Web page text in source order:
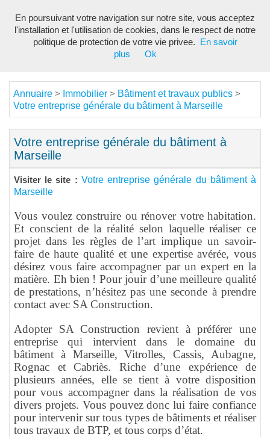
Annuaire > Immobilier > Bâtiment et travaux publics >
Votre entreprise générale du bâtiment à Marseille
Votre entreprise générale du bâtiment à
Marseille
Visiter le site : Votre entreprise générale du bâtiment à
Marseille
Vous voulez construire ou rénover votre habitation.
Et conscient de la réalité selon laquelle réaliser ce
projet dans les règles de l’art implique un savoir-
faire de haute qualité et une expertise avérée, vous
désirez vous faire accompagner par un expert en la
matière. Eh bien ! Pour jouir d’une meilleure qualité
de prestations, n’hésitez pas une seconde à prendre
contact avec SA Construction.
Adopter SA Construction revient à préférer une
entreprise qui intervient dans le domaine du
bâtiment à Marseille, Vitrolles, Cassis, Aubagne,
Rognac et Cabriès. Riche d’une expérience de
plusieurs années, elle se tient à votre disposition
pour vous accompagner dans la réalisation de vos
divers projets. Vous pouvez donc lui faire confiance
pour intervenir sur tous types de bâtiments et réaliser
tous travaux de BTP, et tous corps d’état.
En poursuivant votre navigation sur notre site, vous acceptez
l'installation et l'utilisation de cookies, dans le respect de notre
politique de protection de votre vie privee.
En savoir
plus
Ok